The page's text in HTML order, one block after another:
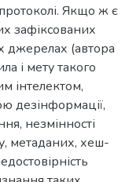
Якщо ж є
зафіксованих
джерелах (автора
і мету такого
інтелектом,
дезінформації,
незмінності
метаданих, хеш-